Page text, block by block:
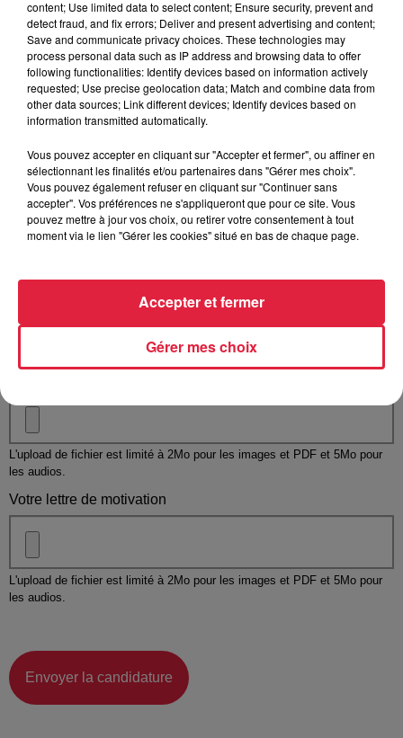
Votre n° de téléphone*
Votre message*
Taille maximum : 500 caractères
Votre CV
L'upload de fichier est limité à 2Mo pour les images et PDF et 5Mo pour
les audios.
Votre lettre de motivation
L'upload de fichier est limité à 2Mo pour les images et PDF et 5Mo pour
les audios.
Envoyer la candidature
content; Use limited data to select content; Ensure security, prevent and
detect fraud, and fix errors; Deliver and present advertising and content;
Save and communicate privacy choices. These technologies may
process personal data such as IP address and browsing data to offer
following functionalities: Identify devices based on information actively
requested; Use precise geolocation data; Match and combine data from
other data sources; Link different devices; Identify devices based on
information transmitted automatically.
Vous pouvez accepter en cliquant sur "Accepter et fermer", ou affiner en
sélectionnant les finalités et/ou partenaires dans "Gérer mes choix".
Vous pouvez également refuser en cliquant sur "Continuer sans
accepter". Vos préférences ne s'appliqueront que pour ce site. Vous
pouvez mettre à jour vos choix, ou retirer votre consentement à tout
moment via le lien "Gérer les cookies" situé en bas de chaque page.
Gérer mes choix
Accepter et fermer